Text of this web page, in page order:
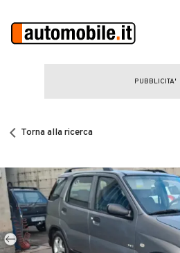
CERCA
Auto Nuove
Noleggio a lungo termine
Auto d'epoca
Torna alla ricerca